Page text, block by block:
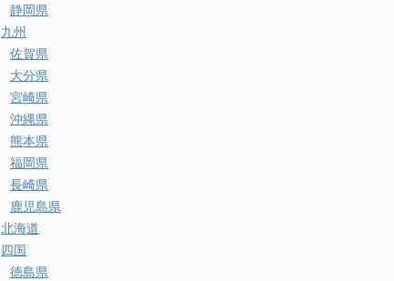
静岡県
九州
佐賀県
大分県
宮崎県
沖縄県
熊本県
福岡県
長崎県
鹿児島県
北海道
四国
徳島県